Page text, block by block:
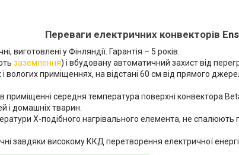
Переваги електричних конвекторів E
виготовлені у Фінляндії. Гарантія – 5 років.
заземлення) і вбудовану автоматичний захист від
вологих приміщеннях, на відстані 60 см від прямого
приміщенні середня температура поверхні конвектора
і домашніх тварин.
Х-подібного нагрівального елемента, не
завдяки високому ККД перетворення електричної